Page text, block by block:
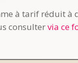
à tarif réduit à
consultervia ce